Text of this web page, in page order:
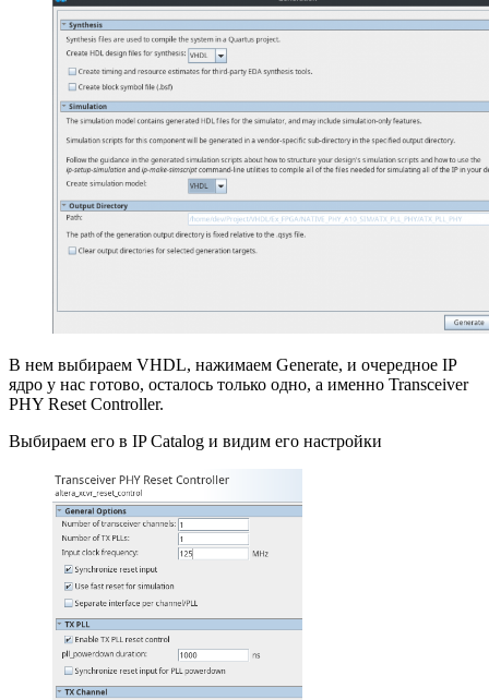
В нем выбираем VHDL, нажимаем Generate, и очередное IP
ядро у нас готово, осталось только одно, а именно Transceiver
PHY Reset Controller.
Выбираем его в IP Catalog и видим его настройки